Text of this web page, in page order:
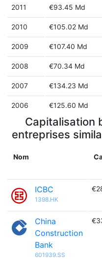
2011 €93.45 Md
2010 €105.02 Md
2009 €107.40 Md
2008 €70.34 Md
2007 €134.23 Md
2006 €125.60 Md
Capitalisation
entreprises
Nom
ICBC
1398.HK
China
Construction
Bank
601939.SS